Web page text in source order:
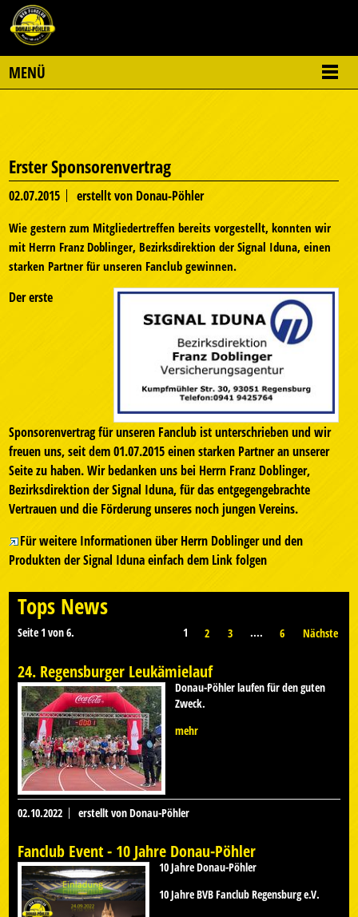
MENÜ
Erster Sponsorenvertrag
02.07.2015 erstellt von Donau-Pöhler
Wie gestern zum Mitgliedertreffen bereits vorgestellt, konnten wir
mit Herrn Franz Doblinger, Bezirksdirektion der Signal Iduna, einen
starken Partner für unseren Fanclub gewinnen.
Der erste
Sponsorenvertrag für unseren Fanclub ist unterschrieben und wir
freuen uns, seit dem 01.07.2015 einen starken Partner an unserer
Seite zu haben. Wir bedanken uns bei Herrn Franz Doblinger,
Bezirksdirektion der Signal Iduna, für das entgegengebrachte
Vertrauen und die Förderung unseres noch jungen Vereins.
Für weitere Informationen über Herrn Doblinger und den
Produkten der Signal Iduna einfach dem Link folgen
Tops News
Seite 1 von 6. 1 2 3 .... 6 Nächste
24. Regensburger Leukämielauf
Donau-Pöhler laufen für den guten
Zweck.
mehr
02.10.2022 erstellt von Donau-Pöhler
Fanclub Event - 10 Jahre Donau-Pöhler
10 Jahre Donau-Pöhler
10 Jahre BVB Fanclub Regensburg e.V.